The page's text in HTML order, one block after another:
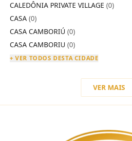
CALEDÔNIA PRIVATE VILLAGE (0)
CASA (0)
CASA CAMBORIÚ (0)
CASA CAMBORIU (0)
+ VER TODOS DESTA CIDADE
VER MAIS